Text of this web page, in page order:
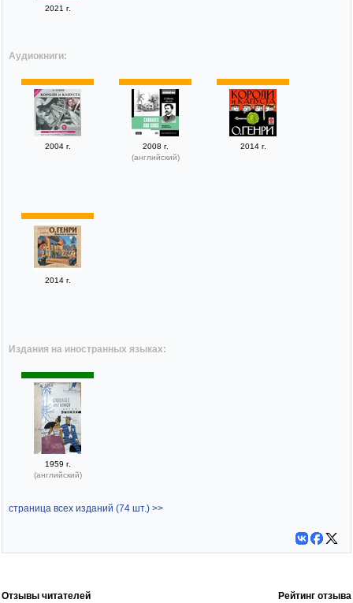
2021 г.
Аудиокниги:
2004 г.
2008 г.
(английский)
2014 г.
2014 г.
Издания на иностранных языках:
1959 г.
(английский)
страница всех изданий (74 шт.) >>
Отзывы читателей Рейтинг отзыва